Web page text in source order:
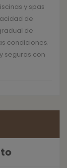
y spas
de
de
condiciones.
seguras con